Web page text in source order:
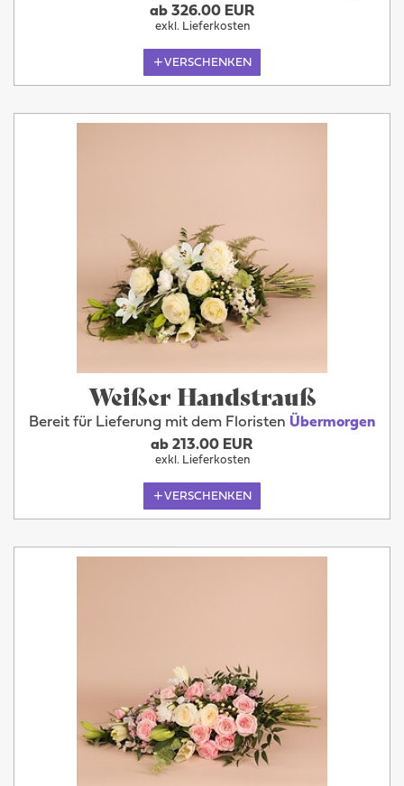
ab 326.00 EUR
exkl. Lieferkosten
VERSCHENKEN
Weißer Handstrauß
Bereit für Lieferung mit dem Floristen Übermorgen
ab 213.00 EUR
exkl. Lieferkosten
VERSCHENKEN